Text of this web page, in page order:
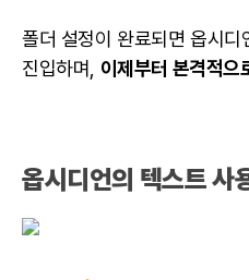
폴더 설정이 완료되면 옵시디
진입하며, 이제부터 본격적으
옵시디언의 텍스트 사